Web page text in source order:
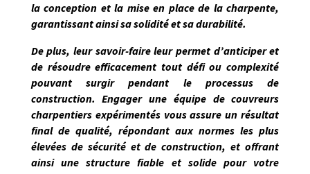
la conception et la mise en place de la charpente,
garantissant ainsi sa solidité et sa durabilité.
De plus, leur savoir-faire leur permet d’anticiper et
de résoudre efficacement tout défi ou complexité
pouvant surgir pendant le processus de
construction. Engager une équipe de couvreurs
charpentiers expérimentés vous assure un résultat
final de qualité, répondantaux normes les plus
élevées de sécurité et de construction, et offrant
ainsi une structure fiable et solide pour votre